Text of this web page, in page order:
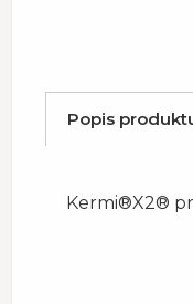
Popis
Kermi®X2®